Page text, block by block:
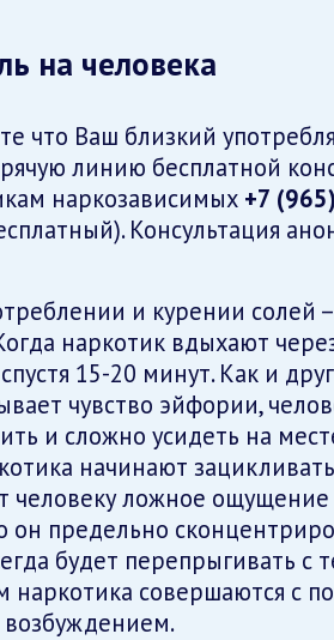
на человека
что Ваш близкий
линию бесплатной
наркозависимых +7
Консультация
и курении солей
наркотик вдыхают
15-20 минут. Как и
чувство эйфории,
и сложно усидеть на
начинают
человеку ложное ощущение
он предельно
будет перепрыгивать с
наркотика совершаются с
возбуждением.